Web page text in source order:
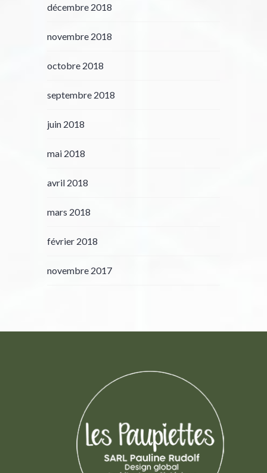
décembre 2018
novembre 2018
octobre 2018
septembre 2018
juin 2018
mai 2018
avril 2018
mars 2018
février 2018
novembre 2017